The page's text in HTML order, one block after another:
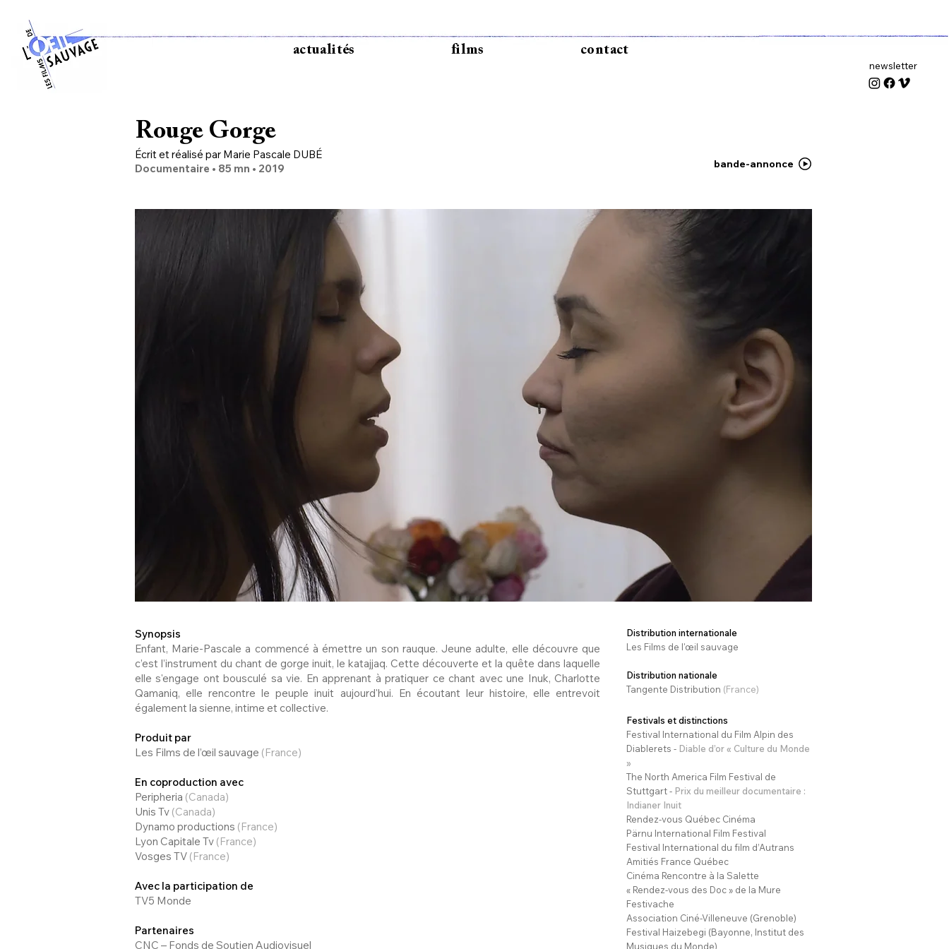
actualités films contact
newsletter
Rouge Gorge
Écrit et réalisé par Marie Pascale DUBÉ
Documentaire • 85 mn • 2019 bande-annonce
Synopsis
Enfant, Marie-Pascale a commencé à émettre un son rauque. Jeune adulte, elle découvre que
c’est l’instrument du chant de gorge inuit, le katajjaq. Cette découverte et la quête dans laquelle
elle s'engage ont bousculé sa vie. En apprenant à pratiquer ce chant avec une Inuk, Charlotte
Qamaniq, elle rencontre le peuple inuit aujourd'hui. En écoutant leur histoire, elle entrevoit
également la sienne, intime et collective.
Produit par
Les Films de l’œil sauvage (France)
En coproduction avec
Peripheria (Canada)
Unis Tv (Canada)
Dynamo productions (France)
Lyon Capitale Tv (France)
Vosges TV (France)
Avec la participation de
TV5 Monde
Partenaires
CNC – Fonds de Soutien Audiovisuel
Distribution internationale
Les Films de l'œil sauvage
Distribution nationale
Tangente Distribution (France)
Festivals et distinctions
Festival International du Film Alpin des
Diablerets - Diable d’or « Culture du Monde
»
The North America Film Festival de
Stuttgart - Prix du meilleur documentaire :
Indianer Inuit
Rendez-vous Québec Cinéma
Pärnu International Film Festival
Festival International du film d’Autrans
Amitiés France Québec
Cinéma Rencontre à la Salette
« Rendez-vous des Doc » de la Mure
Festivache
Association Ciné-Villeneuve (Grenoble)
Festival Haizebegi (Bayonne, Institut des
Musiques du Monde)